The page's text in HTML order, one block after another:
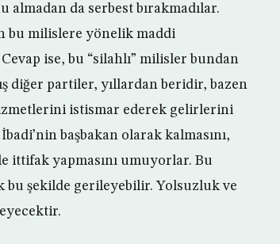
da serbest bırakmadılar.
bu milislere yönelik maddi
ise, bu “silahlı” milisler bundan
diğer partiler, yıllardan beridir, bazen
istismar ederek gelirlerini
başbakan olarak kalmasını,
ittifak yapmasını umuyorlar. Bu
bu şekilde gerileyebilir. Yolsuzluk ve